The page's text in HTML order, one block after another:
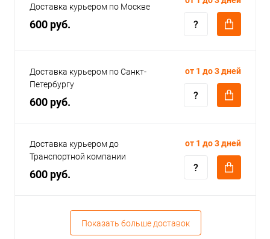
Доставка курьером по Москве
600 руб.
Доставка курьером по Санкт-
Петербургу
600 руб.
от 1 до 3 дней
Доставка курьером до
Транспортной компании
600 руб.
от 1 до 3 дней
Показать больше доставок